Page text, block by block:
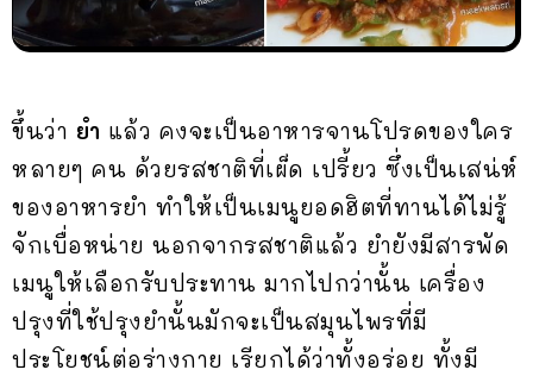
ขึ้นว่า ยำ แล้ว คงจะเป็นอาหารจานโปรดของใคร
หลายๆ คน ด้วยรสชาติที่เผ็ด เปรี้ยว ซึ่งเป็นเสน่ห์
ของอาหารยำ ทำให้เป็นเมนูยอดฮิตที่ทานได้ไม่รู้
จักเบื่อหน่าย นอกจากรสชาติแล้ว ยำยังมีสารพัด
เมนูให้เลือกรับประทาน มากไปกว่านั้น เครื่อง
ปรุงที่ใช้ปรุงยำนั้นมักจะเป็นสมุนไพรที่มี
ประโยชน์ต่อร่างกาย เรียกได้ว่าทั้งอร่อย ทั้งมี